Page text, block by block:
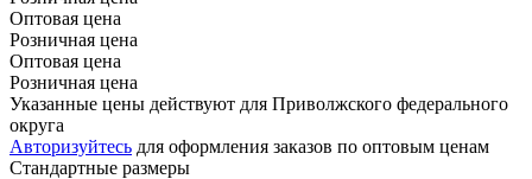
Оптовая цена
Розничная цена
Оптовая цена
Розничная цена
Указанные цены действуют для Приволжского федерального
округа
Авторизуйтесь для оформления заказов по оптовым ценам
Стандартные размеры